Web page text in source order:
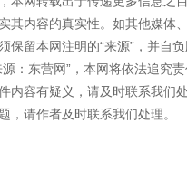
其内容的真实性。如其他媒体
保留本网注明的“来源”，并自
：东营网”，本网将依法追究责
内容有疑义，请及时联系我们
，请作者及时联系我们处理。